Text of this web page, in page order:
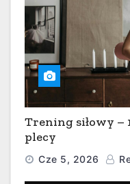
Trening siłowy –
plecy
Cze 5, 2026